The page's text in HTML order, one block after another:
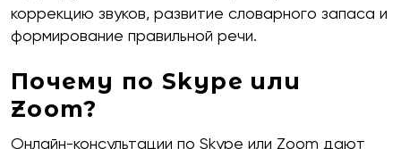
коррекцию звуков, развитие словарного запаса и
формирование правильной речи.
Почему по Skype или
Zoom?
Онлайн-консультации по Skype или Zoom дают